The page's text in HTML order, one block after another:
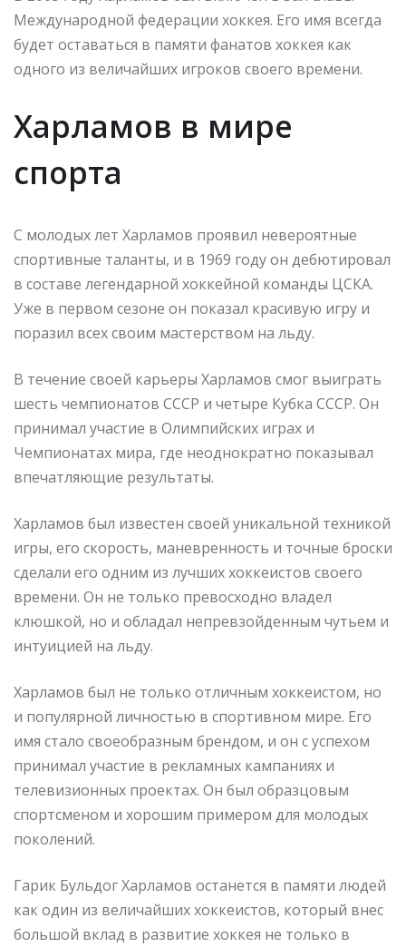
Международной федерации хоккея. Его имя всегда
будет оставаться в памяти фанатов хоккея как
одного из величайших игроков своего времени.
Харламов в мире
спорта
С молодых лет Харламов проявил невероятные
спортивные таланты, и в 1969 году он дебютировал
в составе легендарной хоккейной команды ЦСКА.
Уже в первом сезоне он показал красивую игру и
поразил всех своим мастерством на льду.
В течение своей карьеры Харламов смог выиграть
шесть чемпионатов СССР и четыре Кубка СССР. Он
принимал участие в Олимпийских играх и
Чемпионатах мира, где неоднократно показывал
впечатляющие результаты.
Харламов был известен своей уникальной техникой
игры, его скорость, маневренность и точные броски
сделали его одним из лучших хоккеистов своего
времени. Он не только превосходно владел
клюшкой, но и обладал непревзойденным чутьем и
интуицией на льду.
Харламов был не только отличным хоккеистом, но
и популярной личностью в спортивном мире. Его
имя стало своеобразным брендом, и он с успехом
принимал участие в рекламных кампаниях и
телевизионных проектах. Он был образцовым
спортсменом и хорошим примером для молодых
поколений.
Гарик Бульдог Харламов останется в памяти людей
как один из величайших хоккеистов, который внес
большой вклад в развитие хоккея не только в